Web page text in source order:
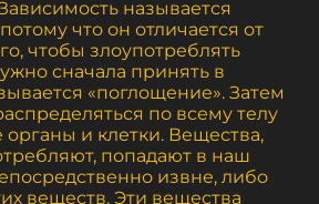
называется
что он отличается от
чтобы злоупотреблять
сначала принять в
«поглощение». Затем
по всему телу
и клетки. Вещества,
попадают в наш
извне, либо
веществ. Эти вещества